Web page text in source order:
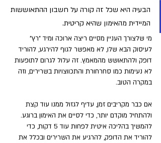
הבעיה היא שכל זה קורה על חשבון ההתאוששות
המיידית מהאימון שהיא קריטית.
מי שלצורך העניין מסיים ריצה ארוכה ומיד "רץ"
לעיסוק הבא שלו, לא מאפשר לגוף להירגע, להוריד
דופק ולהתאושש מהמאמץ. זה עלול לגרום לתופעות
לא נעימות כמו סחרחורת והתכווצויות בשרירים, וזה
במקרה הטוב.
אם כבר מקריבים זמן, עדיף לגזול ממנו עוד קצת
ולהתחיל מוקדם יותר, כדי לסיים את האימון ברוגע.
להמשיך בהליכה איטית לפחות עוד 5 דקות, כדי
להוריד את הדופק, להרגיע את השרירים ובכלל את